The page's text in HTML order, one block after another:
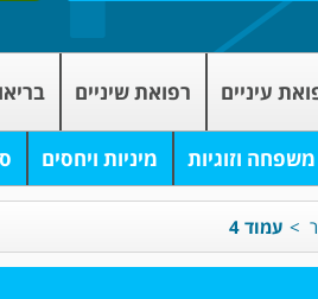
עיניים רפואת שיניים
משפחה וזוגיות מיניות ויחסים
> עמוד 4